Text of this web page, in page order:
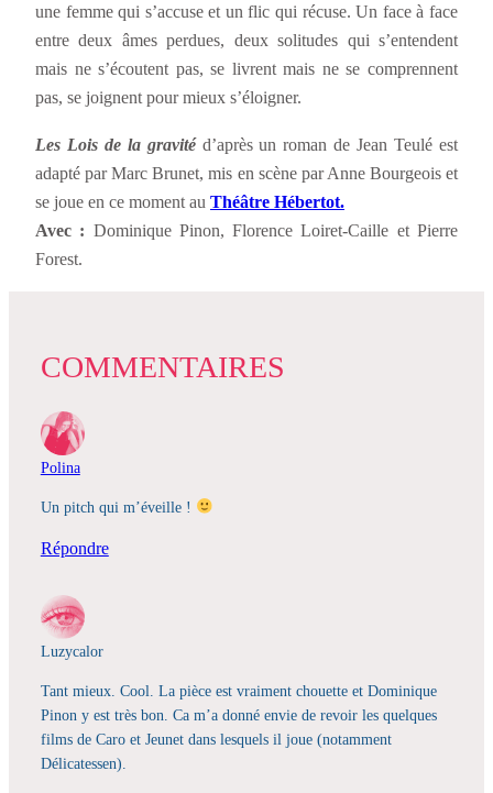
une femme qui s’accuse et un flic qui récuse. Un face à face
entre deux âmes perdues, deux solitudes qui s’entendent
mais ne s’écoutent pas, se livrent mais ne se comprennent
pas, se joignent pour mieux s’éloigner.
Les Lois de la gravitéd’après un roman de Jean Teulé est
adapté par Marc Brunet, mis en scène par Anne Bourgeois et
se joue en ce moment au Théâtre Hébertot.
Avec : Dominique Pinon, Florence Loiret-Caille et Pierre
Forest.
COMMENTAIRES
Polina
Un pitch qui m’éveille !
Répondre
Luzycalor
Tant mieux. Cool. La pièce est vraiment chouette et Dominique
Pinon y est très bon. Ca m’a donné envie de revoir les quelques
films de Caro et Jeunet dans lesquels il joue (notamment
Délicatessen).